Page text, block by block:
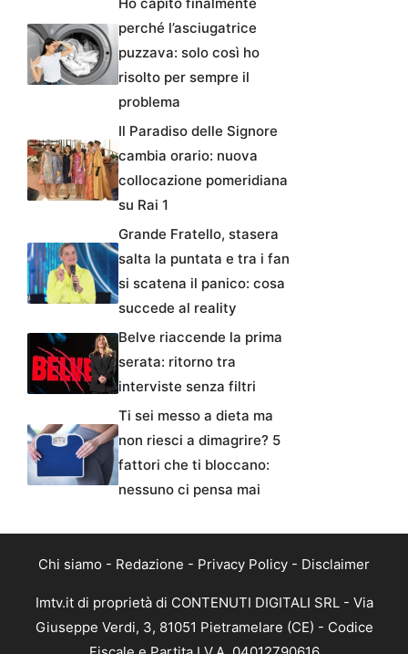
perché l’asciugatrice
puzzava: solo così ho
risolto per sempre il
problema
Il Paradiso delle Signore
cambia orario: nuova
collocazione pomeridiana
su Rai 1
Grande Fratello, stasera
salta la puntata e tra i fan
si scatena il panico: cosa
succede al reality
Belve riaccende la prima
serata: ritorno tra
interviste senza filtri
Ti sei messo a dieta ma
non riesci a dimagrire? 5
fattori che ti bloccano:
nessuno ci pensa mai
Chi siamo - Redazione - Privacy Policy - Disclaimer
Imtv.it di proprietà di CONTENUTI DIGITALI SRL - Via
Giuseppe Verdi, 3, 81051 Pietramelare (CE) - Codice